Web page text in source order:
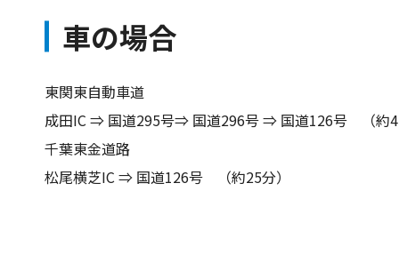
車の場合
東関東自動車道
成田IC ⇒ 国道295号⇒ 国道296号 ⇒ 国道126号 （約
千葉東金道路
松尾横芝IC ⇒ 国道126号 （約25分）